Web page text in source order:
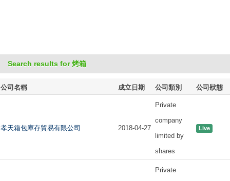
Search results for 烤箱
公司名稱 成立日期 公司類別 公司狀態
孝天箱包庫存貿易有限公司 2018-04-27
Private
company
limited by
shares
Live
Private